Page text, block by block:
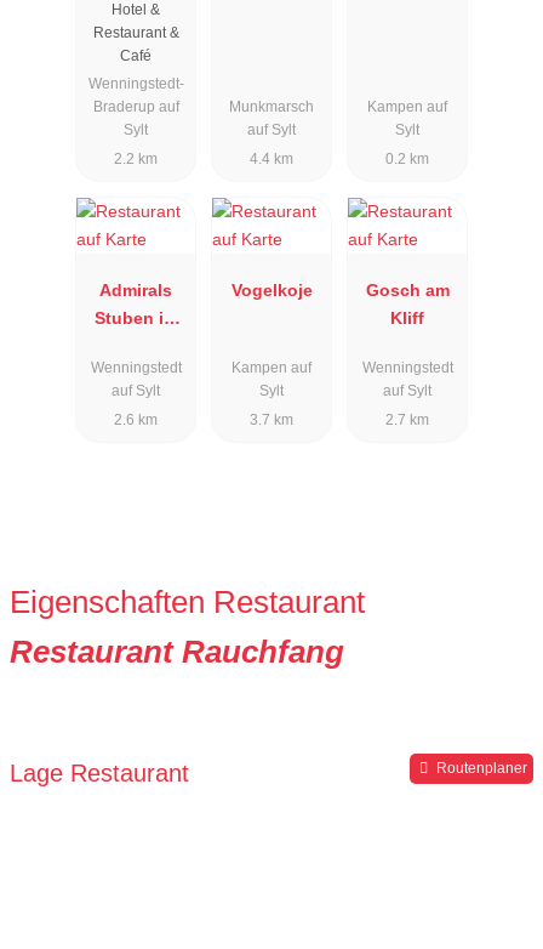
Hotel &
Restaurant &
Café
Wenningstedt-
Braderup auf
Sylt
2.2 km
Munkmarsch
auf Sylt
4.4 km
Kampen auf
Sylt
0.2 km
Admirals
Stuben im
Windrose
Wenningstedt
auf Sylt
2.6 km
Vogelkoje
Kampen auf
Sylt
3.7 km
Gosch am
Kliff
Wenningstedt
auf Sylt
2.7 km
Eigenschaften Restaurant
Restaurant Rauchfang
Lage Restaurant Routenplaner